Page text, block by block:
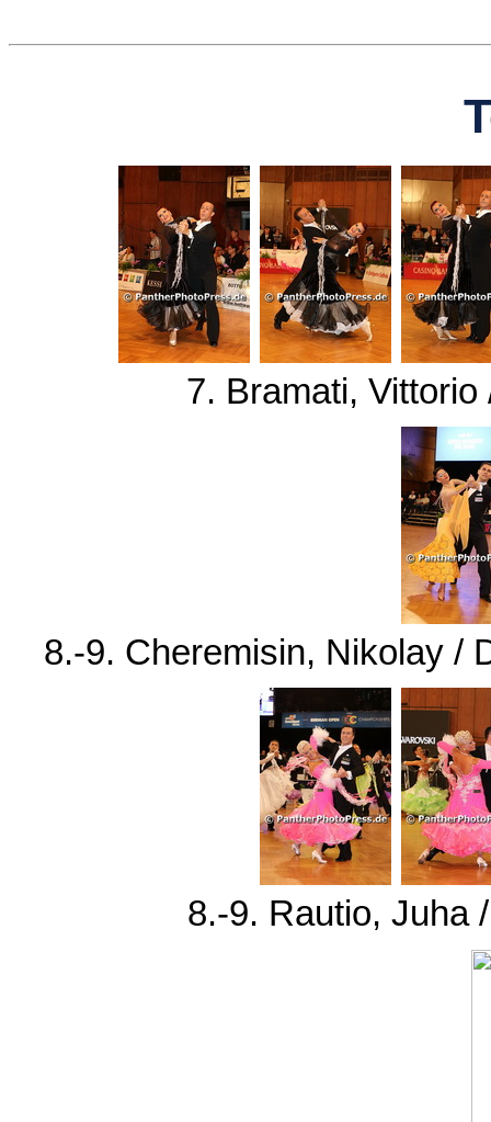
7. Bramati,
8.-9. Cheremisin, Nikolay /
8.-9. Rautio, Juha